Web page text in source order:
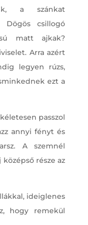
a szánkat
Dögös csillogó
matt ajkak?
Arra azért
legyen rúzs,
ezt a
passzol
annyi fényt és
A szemnél
része az
ideiglenes
hogy remekül